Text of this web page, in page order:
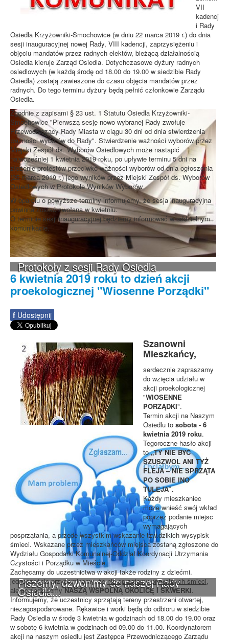
Protokoły z sesji Rady Osiedla
Piszemy, dzwonimy do naszej Rady
Osiedla...
VII
kadencj
i Rady
Osiedla Krzyżowniki-Smochowice (w dniu 22 marca 2019 r.) do dnia
sesji inauguracyjnej nowej Rady, VIII kadencji, zaprzysiężeniu i
objęciu mandatów przez radnych elektów, bieżącą działalnością
Osiedla kieruje Zarząd Osiedla. Dotychczasowe dyżury radnych
osiedlowych (w każdą środę od 18.00 do 19.00 w siedzibie Rady
Osiedla) zostają zawieszone do czasu objęcia mandatów przez
radnych. Do tego terminu dyżury będą pełnić członkowie Zarządu
Osiedla.
Zgodnie z zapisami § 23 ust. 1 Statutu Osiedla Krzyżowniki-
Smochowice "Pierwszą sesję nowo wybranej Rady zwołuje
Przewodniczący Rady Miasta w ciągu 30 dni od dnia stwierdzenia
ważności wyborów do Rady". Stwierdzenie ważności wyborów przez
Miejski Zespół ds. Wyborów Osiedlowych może nastapić
najwcześniej 1 kwietnia 2019 roku, po upływie terminu 5 dni na
złożenie protestów przeciwko ważności wyborów od dnia ogłoszenia
(25 marca 2019 r.) jego wyników przez Miejski Zespół ds. Wyborów
Osiedlowych w Protokole Wyników Wyborów.
W oparciu o powyższe terminy informujemy, że sesja inauguracyjna
powinna zostać zwołana w kwietniu.
O terminie sesji inauguracyjnej będziemy informować w oddzielnym
komunikacie.
6 kwietnia 2019 roku to dzień akcji
proekologicznej "Wiosenne Porządki"
f Udostępnij
Szanowni
Mieszkańcy,
serdecznie zapraszamy
do wzięcia udziału w
akcji proekologicznej
"WIOSENNE
PORZĄDKI".
Termin akcji na Naszym
Osiedlu to sobota - 6
kwietnia 2019 roku.
Tegoroczne hasło akcji
to„TY NIE BYĆ
SZUSZWOL ANI TYŻ
FLEJA – NIE SPRZĄTA
PO SOBIE INO
TULEJA”.
Każdy mieszkaniec
może wnieść swój wkład
poprzez podanie miejsc
wymagających
posprzątania, a przede wszystkim wskazanie tzw.dzikich wysypisk
śmieci. Wskazane przez mieszkańców miejsca zostaną zgłoszone do
Wydziału Gospodarki Komunalnej-Oddział Koordynacji Utrzymania
Czystości i Porządku w Mieście.
Zachęcamy do uczestnictwa w akcji także rodziny z dziećmi.
jednocześnie przypominamy, żenie sprzątamy prywatnych śmieci,
ale porządkujemyNASZĄ WSPÓLNĄ OKOLICĘ I SKWERKI
Informujemy, że uczestnicy sprzątają tereny przestrzeni otwartej,
niezagospodarowane. Rękawice i worki będą do odbioru w siedzibie
Rady Osiedla w środę 3 kwietnia w godzinach od 18.00 do 19.00 oraz
w sobotę 6 kwietnia w godzinach od 09.00 do 11.00. Koordynatorem
akcji na naszym osiedlu jest Zastępca Przewodniczącego Zarządu